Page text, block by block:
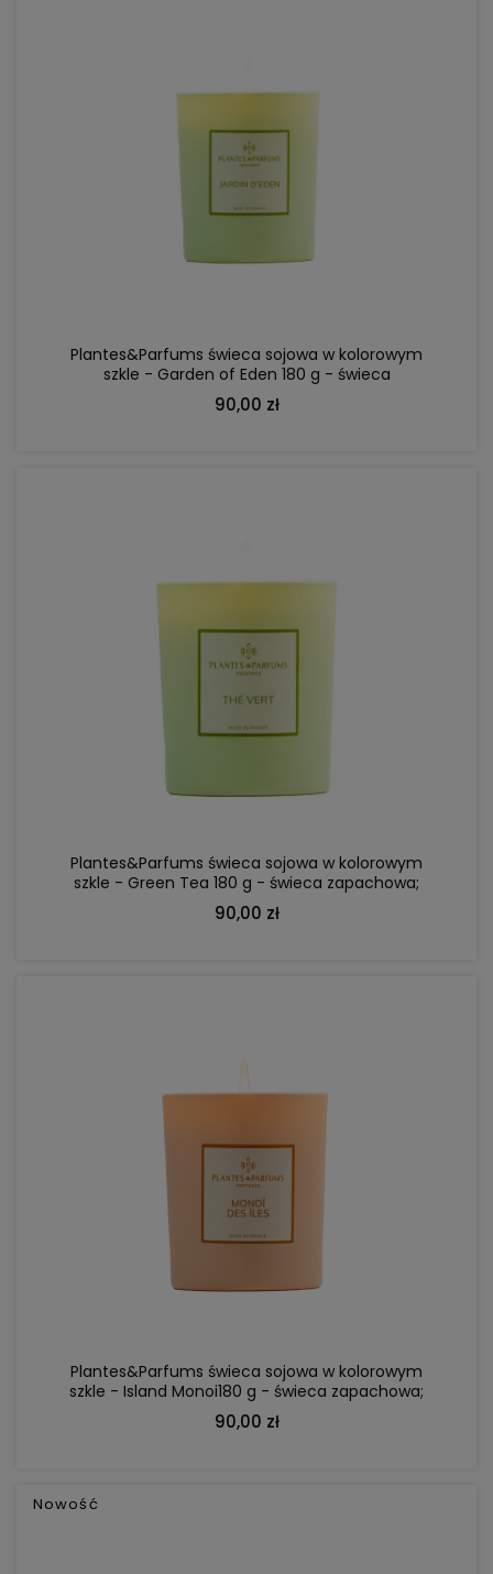
Plantes&Parfums świeca sojowa w kolorowym
szkle - Garden of Eden 180 g - świeca
zapachowa; bergamotka, konwalia, orchidea
90,00 zł
DO KOSZYKA
Plantes&Parfums świeca sojowa w kolorowym
szkle - Green Tea 180 g - świeca zapachowa;
zielona herbata, piżmo, cytryna
90,00 zł
DO KOSZYKA
Plantes&Parfums świeca sojowa w kolorowym
szkle - Island Monoi180 g - świeca zapachowa;
drewno kaszmirowe, kokos, jaśmin
90,00 zł
DO KOSZYKA
Nowość